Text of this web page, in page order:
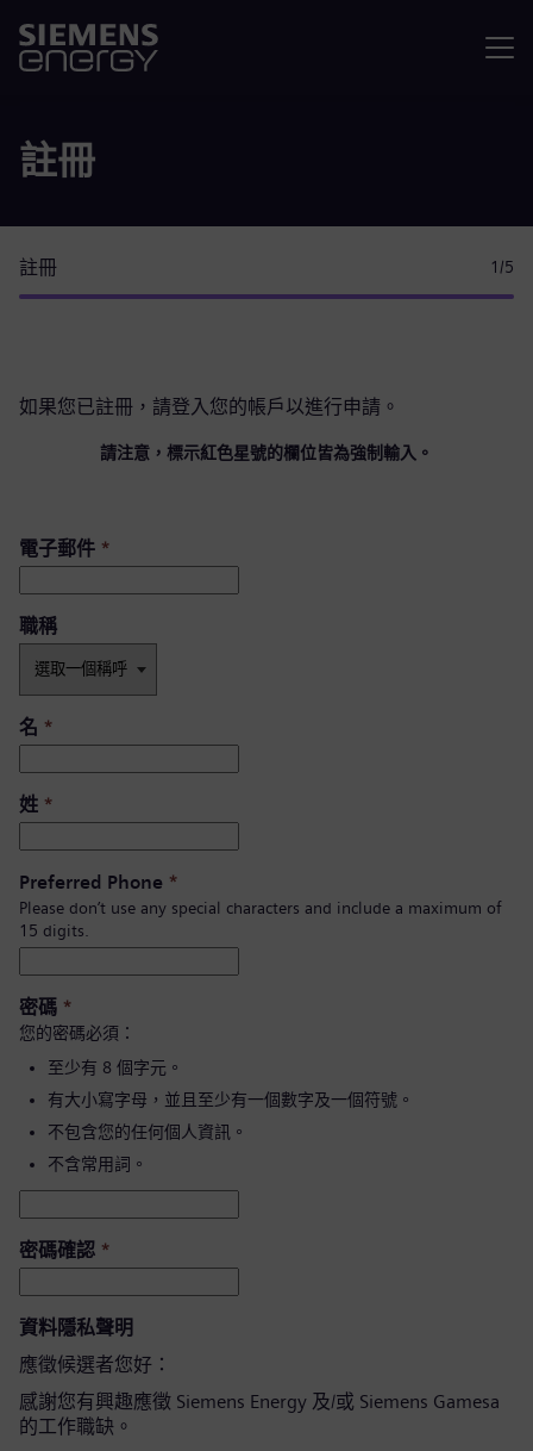
註冊
註冊 1 /5
如果您已註冊，請登入您的帳戶以進行申請。
請注意，標示紅色星號的欄位皆為強制輸入。
電子郵件 *
職稱
名 *
姓 *
Preferred Phone *
Please don’t use any special characters and include a maximum of
15 digits.
密碼 *
您的密碼必須：
至少有 8 個字元。
有大小寫字母，並且至少有一個數字及一個符號。
不包含您的任何個人資訊。
不含常用詞。
密碼確認 *
資料隱私聲明
應徵候選者您好：
感謝您有興趣應徵 Siemens Energy 及/或 Siemens Gamesa
的工作職缺。